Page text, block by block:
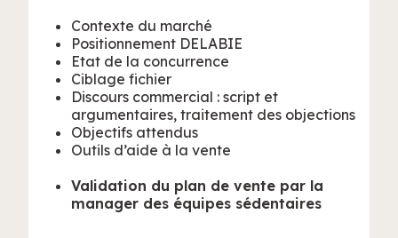
Contexte du marché
Positionnement DELABIE
Etat de la concurrence
Ciblage fichier
Discours commercial : script et
argumentaires, traitement des objections
Objectifs attendus
Outils d’aide à la vente
Validation du plan de vente par la
manager des équipes sédentaires